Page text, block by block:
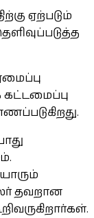
ஏற்படும்
தவறான